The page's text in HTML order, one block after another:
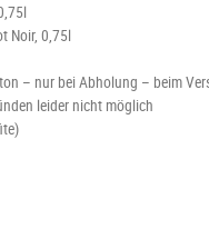
Noir, 0,75l
– nur bei Abholung – beim
leider nicht möglich